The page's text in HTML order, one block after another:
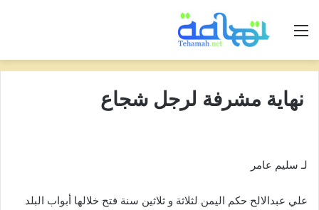
القائمة
نهاية مشرفة لرجل شجاع
لـ سليم عامر
علي عبدالالح حكم اليمن لثلاثة و ثلاثين سنة فتح خلالها أبواب البلد